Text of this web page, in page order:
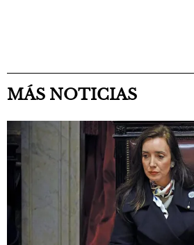
MÁS NOTICIAS